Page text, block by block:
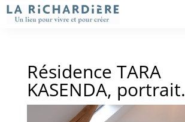
Résidence TARA
KASENDA, portrait.